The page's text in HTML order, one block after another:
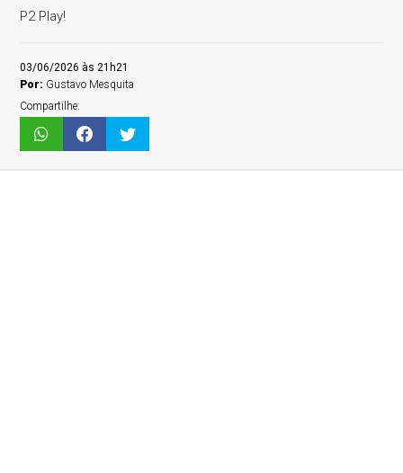
P2 Play!
03/06/2026 às 21h21
Por: Gustavo Mesquita
Compartilhe: